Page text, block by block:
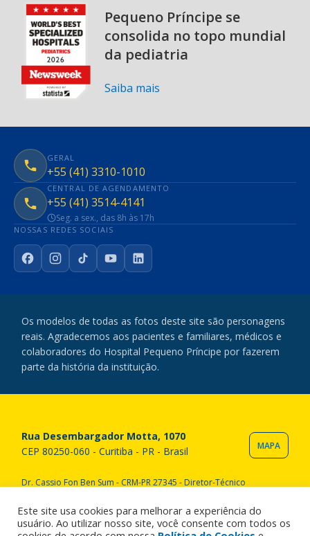
Pequeno Príncipe se
consolida no topo mundial
da pediatria
Saiba mais
GERAL
+55 (41) 3310-1010
CENTRAL DE AGENDAMENTO
+55 (41) 3514-4141
Seg. a sex., das 8h às 17h
NOSSAS REDES SOCIAIS
FacebookInstagram
TikTokYouTubeLinkedIn
Os modelos de todas as fotos deste site são personagens
reais. Agradecemos aos pacientes e familiares, médicos e
colaboradores do Hospital Pequeno Príncipe por fazerem
parte da história da instituição.
Rua Desembargador Motta, 1070
CEP 80250-060 - Curitiba - PR - Brasil
MAPA
Dr. Cassio Fon Ben Sum - CRM-PR 27345 - Diretor-Técnico
reservados. All rights reserved.
Este site usa cookies para melhorar a experiência do
usuário. Ao utilizar nosso site, você consente com todos os